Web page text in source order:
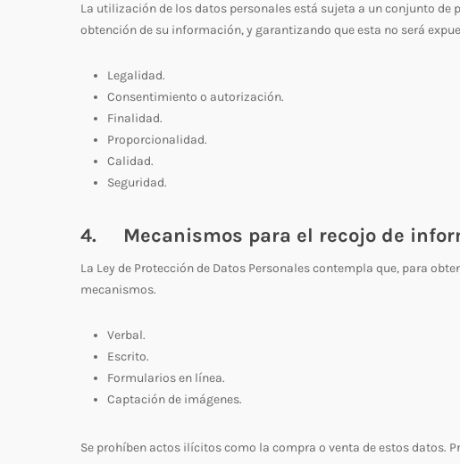
La utilización de los datos personales está sujeta a un conjunto
obtención de su información, y garantizando que esta no será
Legalidad.
Consentimiento o autorización.
Finalidad.
Proporcionalidad.
Calidad.
Seguridad.
4. Mecanismos para el recojo de
La Ley de Protección de Datos Personales contempla que, para
mecanismos.
Verbal.
Escrito.
Formularios en línea.
Captación de imágenes.
Se prohíben actos ilícitos como la compra o venta de estos datos.